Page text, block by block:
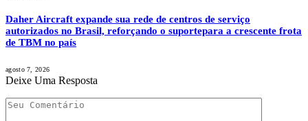
Daher Aircraft expande sua rede de centros de serviço
autorizados no Brasil, reforçando o suportepara a crescente frota
de TBM no país
agosto 7, 2026
Deixe Uma Resposta